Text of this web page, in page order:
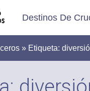
Destinos De
» Etiqueta: